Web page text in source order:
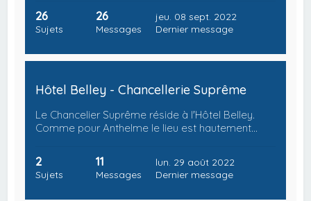
26
Sujets
26
Messages
jeu. 08 sept. 2022
Dernier message
Hôtel Belley - Chancellerie Suprême
Le Chancelier Suprême réside à l'Hôtel Belley.
Comme pour Anthelme le lieu est hautement…
2
Sujets
11
Messages
lun. 29 août 2022
Dernier message